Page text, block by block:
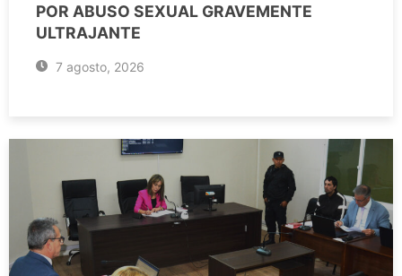
POR ABUSO SEXUAL GRAVEMENTE
ULTRAJANTE
7 agosto, 2026